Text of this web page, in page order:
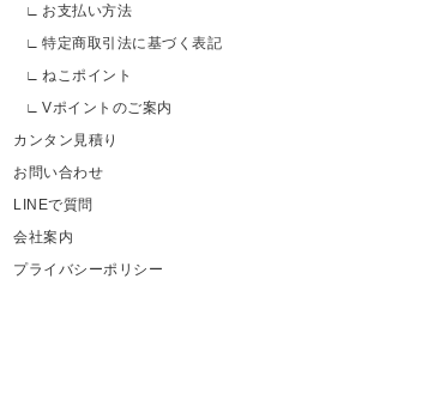
お支払い方法
特定商取引法に基づく表記
ねこポイント
Vポイントのご案内
カンタン見積り
お問い合わせ
LINEで質問
会社案内
プライバシーポリシー